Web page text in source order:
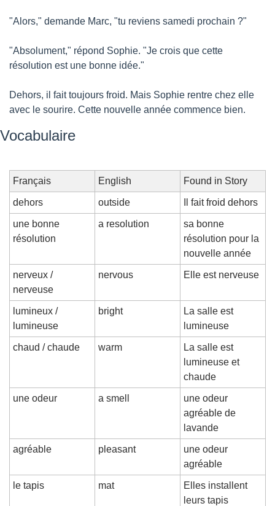
"Alors," demande Marc, "tu reviens samedi prochain ?"
"Absolument," répond Sophie. "Je crois que cette
résolution est une bonne idée."
Dehors, il fait toujours froid. Mais Sophie rentre chez elle
avec le sourire. Cette nouvelle année commence bien.
Vocabulaire
Français English Found in Story
dehors outside Il fait froid dehors
une bonne
résolution
a resolution
sa bonne
résolution pour la
nouvelle année
nerveux /
nerveuse
nervous Elle est nerveuse
lumineux /
lumineuse
bright
La salle est
lumineuse
chaud / chaude warm
La salle est
lumineuse et
chaude
une odeur a smell
une odeur
agréable de
lavande
agréable pleasant
une odeur
agréable
le tapis mat
Elles installent
leurs tapis